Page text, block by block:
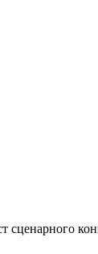
сценарного